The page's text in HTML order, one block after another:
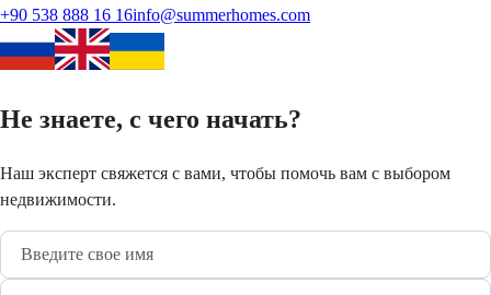
+90 538 888 16 16info@summerhomes.com
Не знаете, с чего начать?
Наш эксперт свяжется с вами, чтобы помочь вам с выбором
недвижимости.